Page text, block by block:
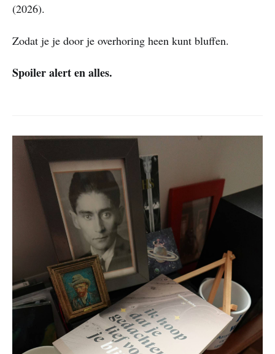
(2026).
Zodat je je door je overhoring heen kunt bluffen.
Spoiler alert en alles.